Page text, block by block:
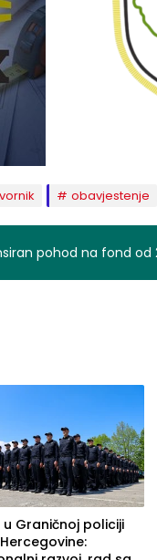
obavjestenje
pohod na fond
u Graničnoj policiji